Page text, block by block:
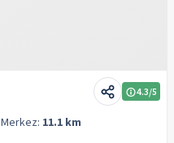
4.3/5
Merkez: 11.1 km